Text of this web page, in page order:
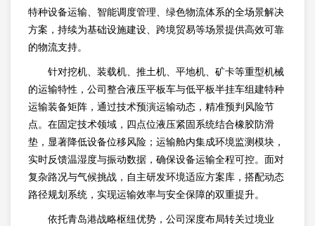
特种设备运输、智能调度管理、绿色物流体系的全场景解决
方案，持续为基础设施建设、跨境贸易等场景提供高效可靠
的物流支持。
针对挖机、装载机、推土机、平地机、矿卡等重型机械
的运输特性，公司整合液压平板车与低平板半挂车组建特种
运输装备矩阵，通过技术预演运输动态，精准预判风险节
点。在固定技术领域，四点位液压紧固系统结合橡胶防滑
垫，显著降低设备位移风险；运输舱内集成环境监测模块，
实时反馈温湿度与振动数据，确保设备运输全程可控。面对
复杂路况与气候挑战，自主研发环境适应方案库，搭配动态
路径规划系统，实现运输效率与安全保障的双重提升。
依托青岛港战略枢纽优势，公司深度布局转关过境业